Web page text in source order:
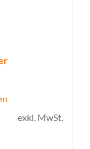
exkl. MwSt.